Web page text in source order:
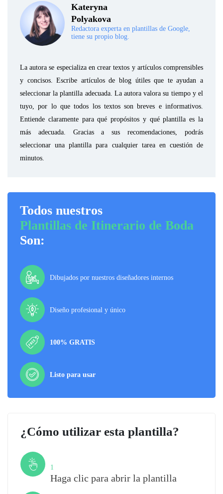
Kateryna
Polyakova
Redactora experta en plantillas de Google,
tiene su propio blog.
La autora se especializa en crear textos y artículos comprensibles
y concisos. Escribe artículos de blog útiles que te ayudan a
seleccionar la plantilla adecuada. La autora valora su tiempo y el
tuyo, por lo que todos los textos son breves e informativos.
Entiende claramente para qué propósitos y qué plantilla es la
más adecuada. Gracias a sus recomendaciones, podrás
seleccionar una plantilla para cualquier tarea en cuestión de
minutos.
Todos nuestros
Plantillas de Itinerario de Boda
Son:
Dibujados por nuestros diseñadores internos
Diseño profesional y único
100% GRATIS
Listo para usar
¿Cómo utilizar esta plantilla?
1
Haga clic para abrir la plantilla